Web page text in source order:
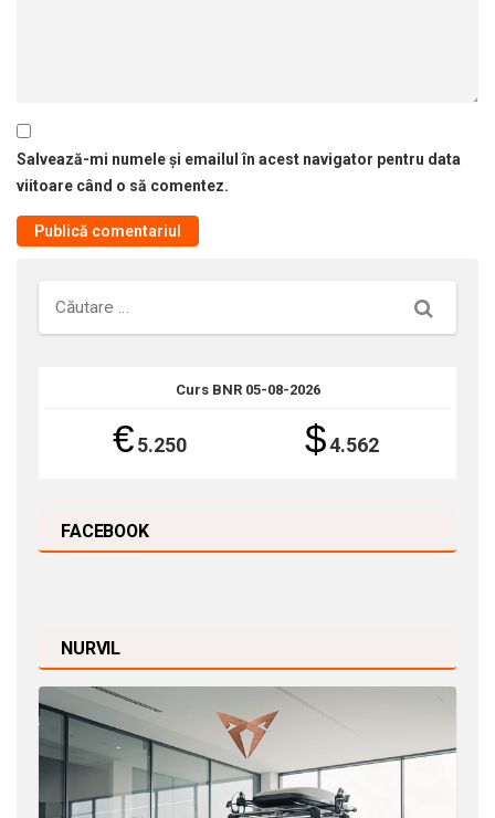
Salvează-mi numele și emailul în acest navigator pentru data
viitoare când o să comentez.
Căutare
Curs BNR 05-08-2026
€5.250 $4.562
FACEBOOK
NURVIL